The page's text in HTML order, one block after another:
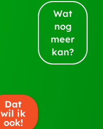
Dat
wil ik
ook!
Wat
nog
meer
kan?